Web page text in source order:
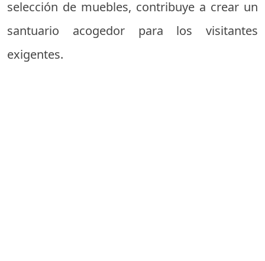
selección de muebles, contribuye a crear un
santuario acogedor para los visitantes
exigentes.